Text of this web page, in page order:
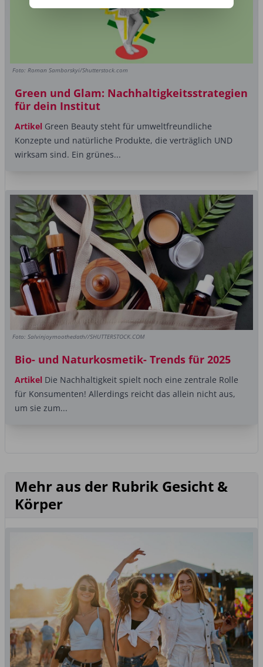
Foto: Roman Samborskyi/Shutterstock.com
Green und Glam: Nachhaltigkeitsstrategien
für dein Institut
Artikel Green Beauty steht für umweltfreundliche
Konzepte und natürliche Produkte, die verträglich UND
wirksam sind. Ein grünes...
Foto: Salvinjoymoothedath//SHUTTERSTOCK.COM
Bio- und Naturkosmetik- Trends für 2025
Artikel Die Nachhaltigkeit spielt noch eine zentrale Rolle
für Konsumenten! Allerdings reicht das allein nicht aus,
um sie zum...
Mehr aus der Rubrik Gesicht &
Körper